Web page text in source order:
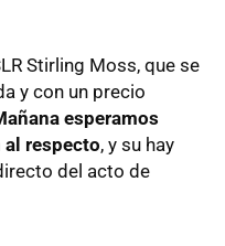
Stirling Moss, que se
y con un precio
esperamos
respecto, y su hay
del acto de